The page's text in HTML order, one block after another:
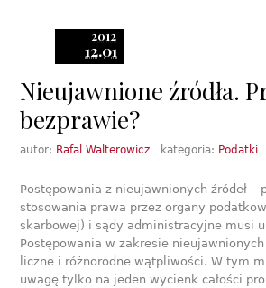
2012
12.01
Nieujawnione źródła.
bezprawie?
autor: Rafal Walterowicz kategoria: Podatki
Postępowania z nieujawnionych źródeł –
stosowania prawa przez organy
skarbowej) i sądy administracyjne musi
Postępowania w zakresie nieujawnionych
liczne i różnorodne wątpliwości. W tym
uwagę tylko na jeden wycienk całości